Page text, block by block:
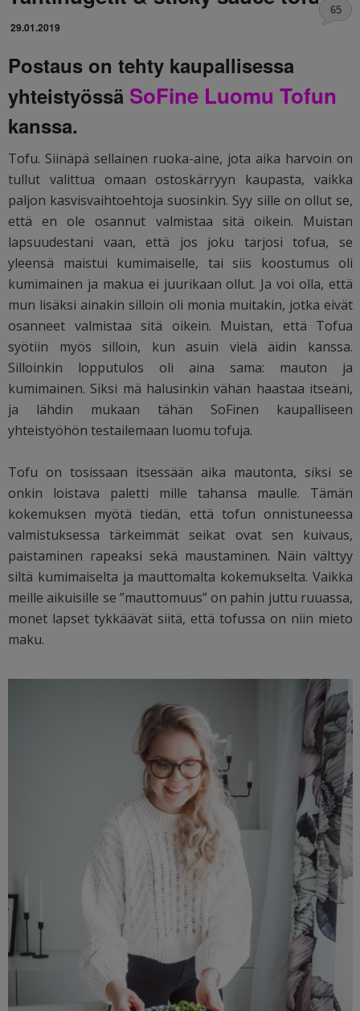
29.01.2019
65
Postaus on tehty kaupallisessa
yhteistyössä SoFine Luomu Tofun
kanssa.
Tofu. Siinäpä sellainen ruoka-aine, jota aika harvoin on
tullut valittua omaan ostoskärryyn kaupasta, vaikka
paljon kasvisvaihtoehtoja suosinkin. Syy sille on ollut se,
että en ole osannut valmistaa sitä oikein. Muistan
lapsuudestani vaan, että jos joku tarjosi tofua, se
yleensä maistui kumimaiselle, tai siis koostumus oli
kumimainen ja makua ei juurikaan ollut. Ja voi olla, että
mun lisäksi ainakin silloin oli monia muitakin, jotka eivät
osanneet valmistaa sitä oikein. Muistan, että Tofua
syötiin myös silloin, kun asuin vielä äidin kanssa.
Silloinkin lopputulos oli aina sama: mauton ja
kumimainen. Siksi mä halusinkin vähän haastaa itseäni,
ja lähdin mukaan tähän SoFinen kaupalliseen
yhteistyöhön testailemaan luomu tofuja.
Tofu on tosissaan itsessään aika mautonta, siksi se
onkin loistava paletti mille tahansa maulle. Tämän
kokemuksen myötä tiedän, että tofun onnistuneessa
valmistuksessa tärkeimmät seikat ovat sen kuivaus,
paistaminen rapeaksi sekä maustaminen. Näin välttyy
siltä kumimaiselta ja mauttomalta kokemukselta. Vaikka
meille aikuisille se ”mauttomuus” on pahin juttu ruuassa,
monet lapset tykkäävät siitä, että tofussa on niin mieto
maku.